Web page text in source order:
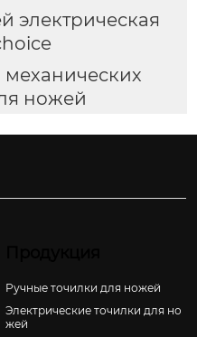
электрическая
ножей
Ручные точилки для ножей
Электрические точилки для но
жей